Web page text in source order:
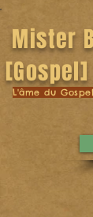
Mister
[Gospel]
L'âme du